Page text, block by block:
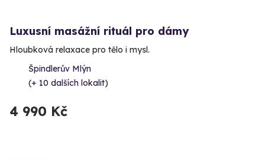
Luxusní masážní rituál pro dámy
Hloubková relaxace pro tělo i mysl.
Špindlerův Mlýn
(+ 10 dalších lokalit)
4 990 Kč